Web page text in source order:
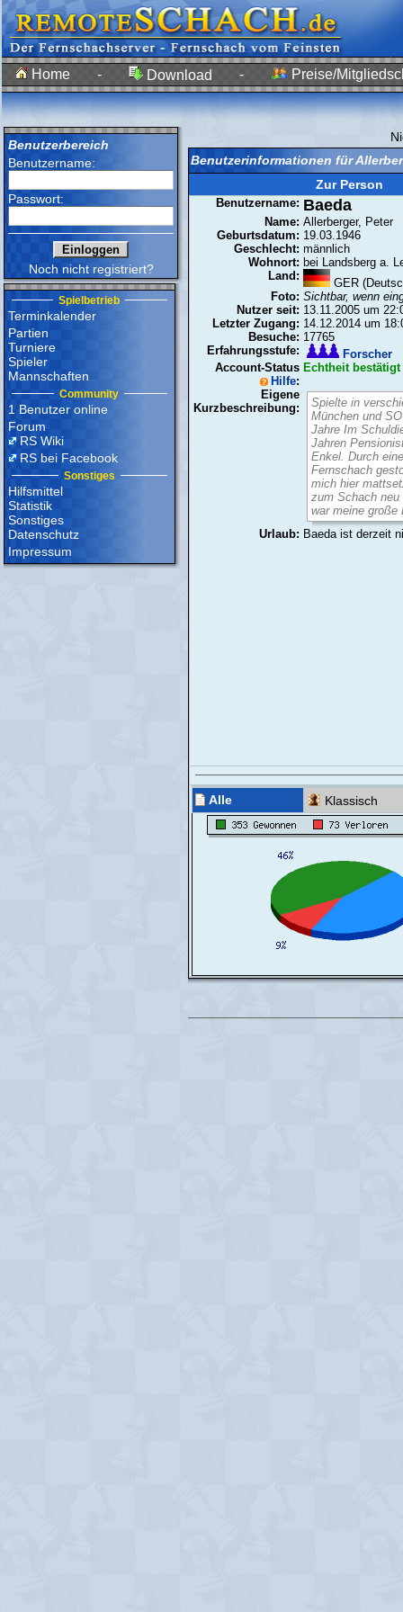
Home - Download - Preise/
Benutzerbereich
Benutzername:
Passwort:
Noch nicht registriert?
Spielbetrieb
Terminkalender
Partien
Turniere
Spieler
Mannschaften
Community
1 Benutzer online
Forum
RS Wiki
RS bei Facebook
Sonstiges
Hilfsmittel
Statistik
Sonstiges
Datenschutz
Impressum
Benutzerinformationen für
Zur Person
Benutzername: Baeda
Name: Allerberger, Peter
Geburtsdatum: 19.03.1946
Geschlecht: männlich
Wohnort: bei Landsberg a.
Land:
GER
Foto: Sichtbar, wenn
Nutzer seit: 13.11.2005 um
Letzter Zugang: 14.12.2014 um
Besuche: 17765
Erfahrungsstufe:
Forscher
Account-Status
Hilfe:
Echtheit bestätigt
Eigene
Kurzbeschreibung:
Spielte in
München und
Jahre Im
Jahren
Enkel. Durch
Fernschach
mich hier
zum Schach
war meine große
Urlaub: Baeda ist derzeit
Alle Klassisch